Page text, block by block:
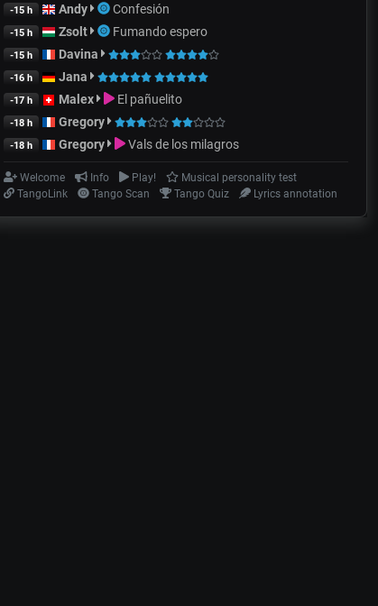
-15 h Andy Confesión
-15 h Zsolt Fumando espero
-15 h Davina
-16 h Jana
-17 h Malex El pañuelito
-18 h Gregory
-18 h Gregory Vals de los milagros
Welcome Info Play!
Musical personality test
TangoLink
Tango Scan Tango Quiz Lyrics annotation